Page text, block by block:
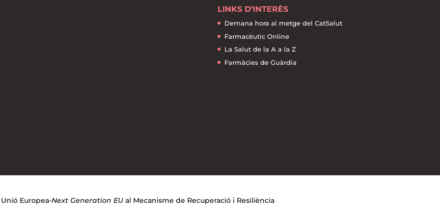
LINKS D’INTERÈS
Demana hora al metge del CatSalut
Farmacèutic Online
La Salut de la A a la Z
Farmàcies de Guàrdia
Europea-Next Generation EUal Mecanisme de Recuperació i Resiliència